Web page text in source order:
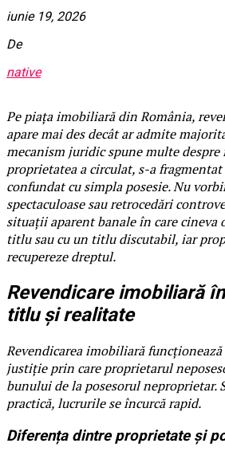
iunie 19, 2026
De
native
Pe piața imobiliară din România,
apare mai des decât ar admite
mecanism juridic spune multe despre
proprietatea a circulat, s-a
confundat cu simpla posesie. Nu
spectaculoase sau retrocedări
situații aparent banale în care cineva
titlu sau cu un titlu discutabil, iar
recupereze dreptul.
Revendicare imobiliară
titlu și realitate
Revendicarea imobiliară
justiție prin care proprietarul
bunului de la posesorul neproprietar.
practică, lucrurile se încurcă rapid.
Diferența dintre proprietate și